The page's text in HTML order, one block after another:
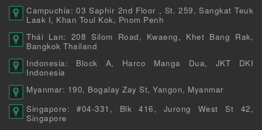
Campuchia: 03 Saphir 2nd Floor , St. 259, Sangkat Teuk
Laak I, Khan Toul Kok, Pnom Penh
Thái Lan: 208 Silom Road, Kwaeng, Khet Bang Rak,
Bangkok Thailand
Indonesia: Block A, Harco Manga Dua, JKT DKI
Indonesia
Myanmar: 190, Bogalay Zay St, Yangon, Myanmar
Singapore: #04-331, Blk 416, Jurong West St 42,
Singapore